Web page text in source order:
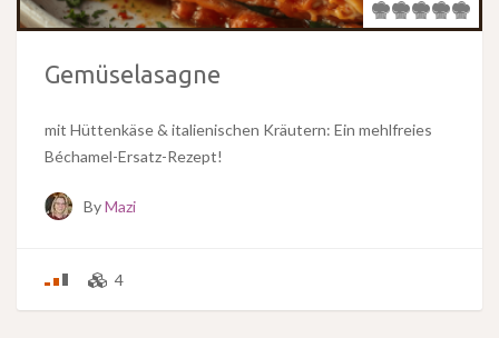
Gemüselasagne
mit Hüttenkäse & italienischen Kräutern: Ein mehlfreies
Béchamel-Ersatz-Rezept!
ByMazi
4